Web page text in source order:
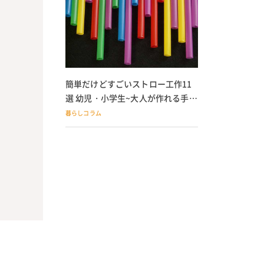
簡単だけどすごいストロー工作11
選 幼児・小学生~大人が作れる手作
りおもちゃ
暮らしコラム